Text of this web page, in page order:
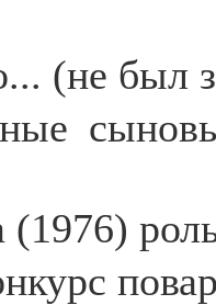
(не был
(1976)